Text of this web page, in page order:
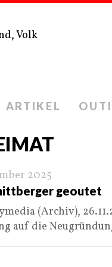
ARTIKEL
2025
geoutet
(Archiv),
auf die